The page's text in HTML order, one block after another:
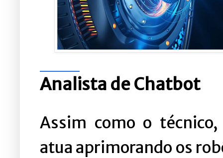
Analista de Chatbot
Assim como o
atua aprimorando os